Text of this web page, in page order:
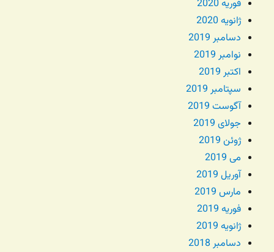
فوریه 2020
ژانویه 2020
دسامبر 2019
نوامبر 2019
اکتبر 2019
سپتامبر 2019
آگوست 2019
جولای 2019
ژوئن 2019
می 2019
آوریل 2019
مارس 2019
فوریه 2019
ژانویه 2019
دسامبر 2018